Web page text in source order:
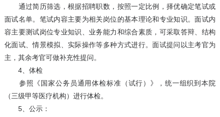
通过简历筛选，根据招聘职数，按照一定比例，择优确定笔试或
面试名单。笔试内容主要为相关岗位的基本理论和专业知识。面试内
容主要测试岗位专业知识、业务能力和综合素质，可采取答辩、结构
化面试、情景模拟、实际操作等多种方式进行。面试提问以主考官为
主，其余考官可做补充性提问。
4、体检
参照《国家公务员通用体检标准（试行）》，统一组织到本院
（三级甲等医疗机构）进行体检。
5、公示：